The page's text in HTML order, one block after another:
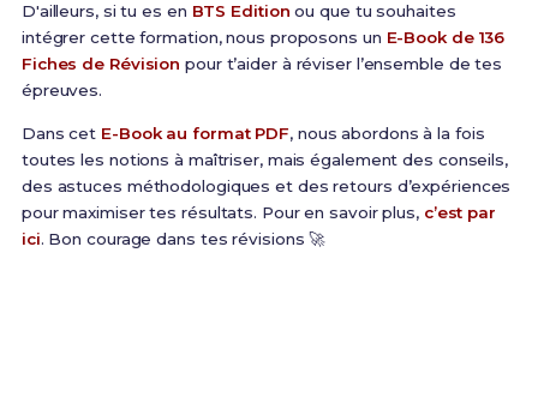
D'ailleurs, si tu es en BTS Edition ou que tu souhaites
intégrer cette formation, nous proposons un E-Book de 136
Fiches de Révision pour t’aider à réviser l’ensemble de tes
épreuves.
Dans cet E-Book au format PDF, nous abordons à la fois
toutes les notions à maîtriser, mais également des conseils,
des astuces méthodologiques et des retours d’expériences
pour maximiser tes résultats. Pour en savoir plus, c’est par
ici. Bon courage dans tes révisions 🚀